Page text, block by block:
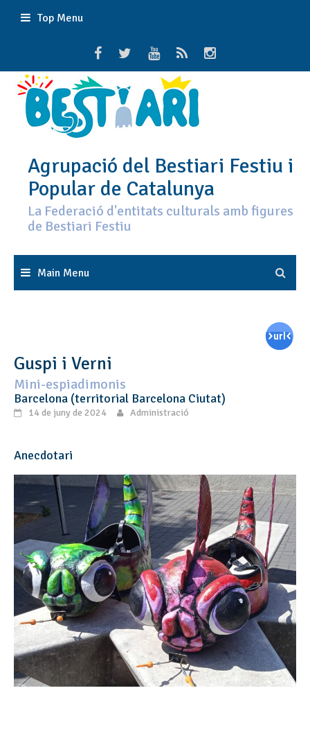
Top Menu
Agrupació del Bestiari Festiu i
Popular de Catalunya
La Federació d'entitats culturals amb figures
de Bestiari Festiu
Main Menu
Guspi i Verni
Mini-espiadimonis
Barcelona (territorial Barcelona Ciutat)
14 de juny de 2024 Administració
Anecdotari